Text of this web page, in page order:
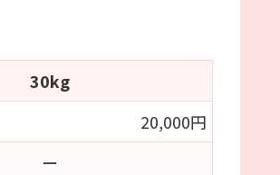
30kg
20,000円
ー